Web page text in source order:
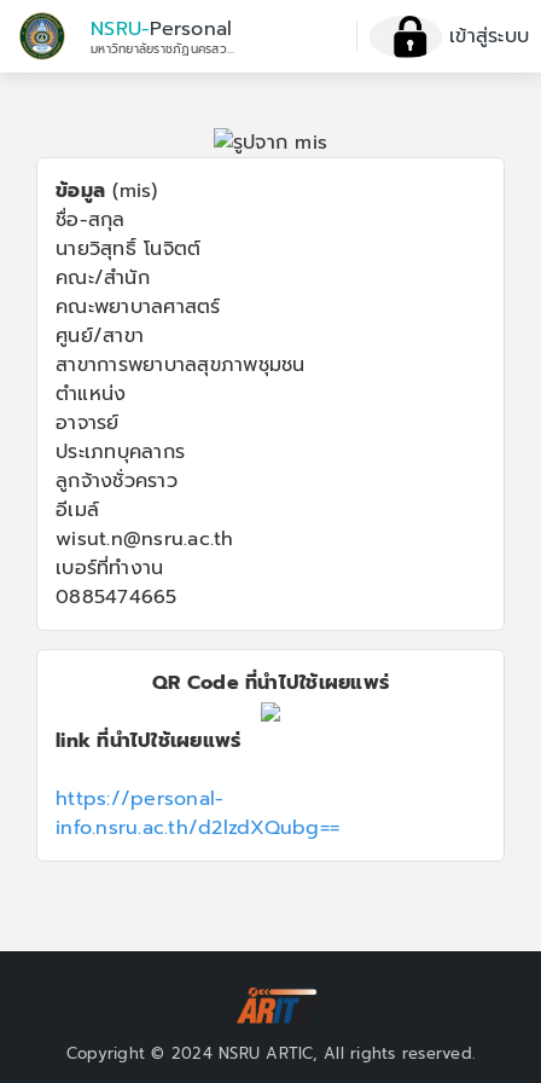
NSRU-Personal
มหาวิทยาลัยราชภัฏนครสวรรค์ เข้าสู่ระบบ
ข้อมูล (mis)
ชื่อ-สกุล
นายวิสุทธิ์ โนจิตต์
คณะ/สำนัก
คณะพยาบาลศาสตร์
ศูนย์/สาขา
สาขาการพยาบาลสุขภาพชุมชน
ตำแหน่ง
อาจารย์
ประเภทบุคลากร
ลูกจ้างชั่วคราว
อีเมล์
wisut.n@nsru.ac.th
เบอร์ที่ทำงาน
0885474665
QR Code ที่นำไปใช้เผยแพร่
link ที่นำไปใช้เผยแพร่
https://personal-
info.nsru.ac.th/d2lzdXQubg==
Copyright © 2024 NSRU ARTIC, All rights reserved.